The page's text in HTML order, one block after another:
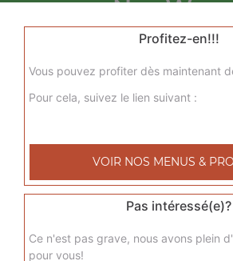
Nos
menu wrap tenders, menu wrap
+
Nos
Profitez-en!!!
Vous pouvez profiter dès maintenant
Pour cela, suivez le lien suivant :
VOIR NOS MENUS &
Pas intéressé(e)?
Ce n'est pas grave, nous avons plein
pour vous!